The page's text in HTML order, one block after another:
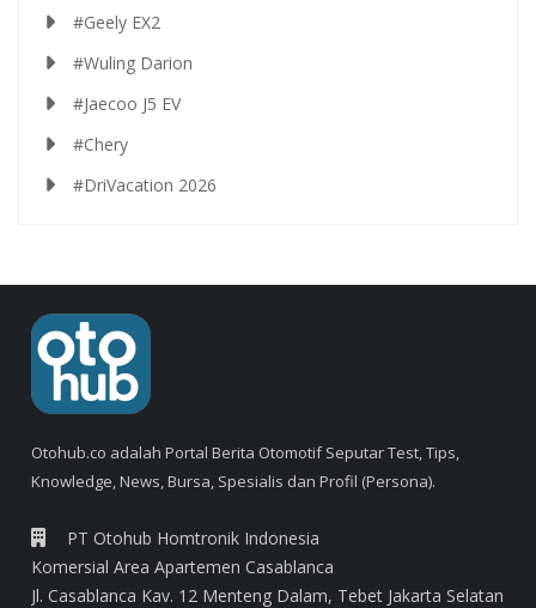
#Geely EX2
#Wuling Darion
#Jaecoo J5 EV
#Chery
#DriVacation 2026
Otohub.co adalah Portal Berita Otomotif Seputar Test, Tips,
Knowledge, News, Bursa, Spesialis dan Profil (Persona).
PT Otohub Homtronik Indonesia
Komersial Area Apartemen Casablanca
Jl. Casablanca Kav. 12 Menteng Dalam, Tebet Jakarta Selatan